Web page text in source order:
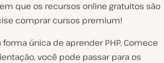
que os recursos online gratuitos são
comprar cursos premium!
única de aprender PHP. Comece
você pode passar para os